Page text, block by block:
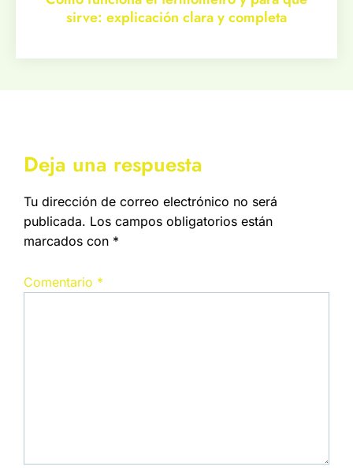
sirve: explicación clara y completa
Deja una respuesta
Tu dirección de correo electrónico no será
publicada. Los campos obligatorios están
marcados con *
Comentario *